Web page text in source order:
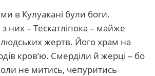
в Кулуакані були боги.
них – Тескатліпока – майже
жертв. Його храм на
кров’ю. Смерділи й жерці – бо
не митись, чепуритись